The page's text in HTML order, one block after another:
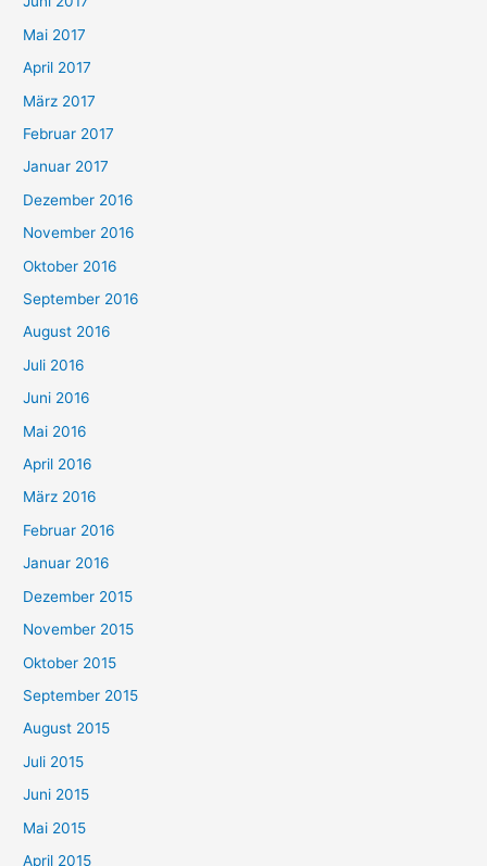
Mai 2017
April 2017
März 2017
Februar 2017
Januar 2017
Dezember 2016
November 2016
Oktober 2016
September 2016
August 2016
Juli 2016
Juni 2016
Mai 2016
April 2016
März 2016
Februar 2016
Januar 2016
Dezember 2015
November 2015
Oktober 2015
September 2015
August 2015
Juli 2015
Juni 2015
Mai 2015
April 2015